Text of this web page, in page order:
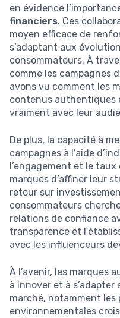
en évidence
financiers. Ces
moyen efficace de
s’adaptant aux
consommateurs. À
comme les campagnes
avons vu comment les
contenus authentiques
vraiment avec leur
De plus, la capacité à
campagnes à l’aide
l’engagement et le
marques d’affiner leur
retour sur
consommateurs
relations de confiance
transparence et
avec les influenceurs
À l’avenir, les marques
à innover et à
marché, notamment les
environnementales